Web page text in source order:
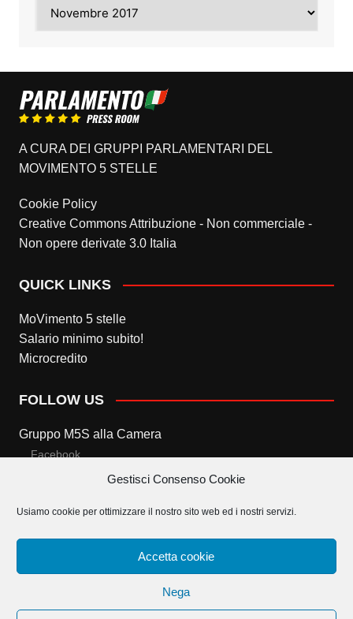
Gestisci Consenso Cookie
Usiamo cookie per ottimizzare il nostro sito web ed i nostri servizi.
Accetta cookie
Nega
A CURA DEI GRUPPI PARLAMENTARI DEL
MOVIMENTO 5 STELLE
Cookie Policy
Creative Commons Attribuzione - Non commerciale -
Non opere derivate 3.0 Italia
QUICK LINKS
MoVimento 5 stelle
Salario minimo subito!
Microcredito
FOLLOW US
Gruppo M5S alla Camera
Facebook
Twitter